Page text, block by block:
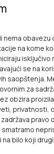
nema obavezu
na kome
isključivo
se na
saopštenja.
za
obzira
privatnosti,
pravo
bilo koji